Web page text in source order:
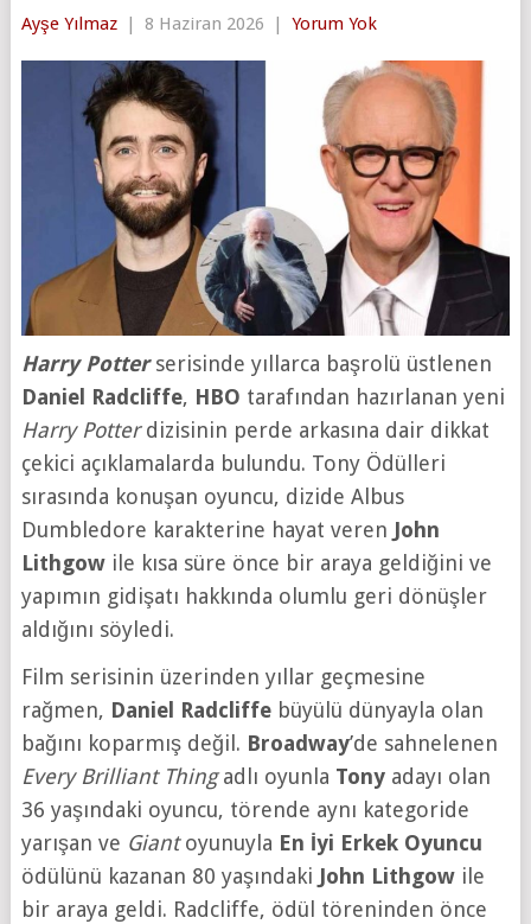
Ayşe Yılmaz | 8 Haziran 2026 | Yorum Yok
Harry Potter serisinde yıllarca başrolü üstlenen
Daniel Radcliffe, HBO tarafından hazırlanan yeni
Harry Potterdizisinin perde arkasına dair dikkat
çekici açıklamalarda bulundu. Tony Ödülleri
sırasında konuşan oyuncu, dizide Albus
Dumbledore karakterine hayat veren John
Lithgowile kısa süre önce bir araya geldiğini ve
yapımın gidişatı hakkında olumlu geri dönüşler
aldığını söyledi.
Film serisinin üzerinden yıllar geçmesine
rağmen, Daniel Radcliffebüyülü dünyayla olan
bağını koparmış değil. Broadway’de sahnelenen
Every Brilliant Thingadlı oyunla Tonyadayı olan
36 yaşındaki oyuncu, törende aynı kategoride
yarışan ve Giantoyunuyla En İyi Erkek Oyuncu
ödülünü kazanan 80 yaşındaki John Lithgow ile
bir araya geldi. Radcliffe, ödül töreninden önce